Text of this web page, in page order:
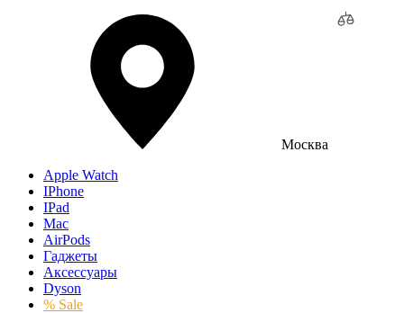
Москва
Apple Watch
IPhone
IPad
Mac
AirPods
Гаджеты
Аксессуары
Dyson
% Sale